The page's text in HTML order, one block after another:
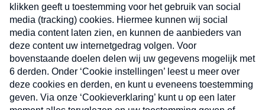
Nieuwsbrief
Neem hier een gratis abonnement op onze